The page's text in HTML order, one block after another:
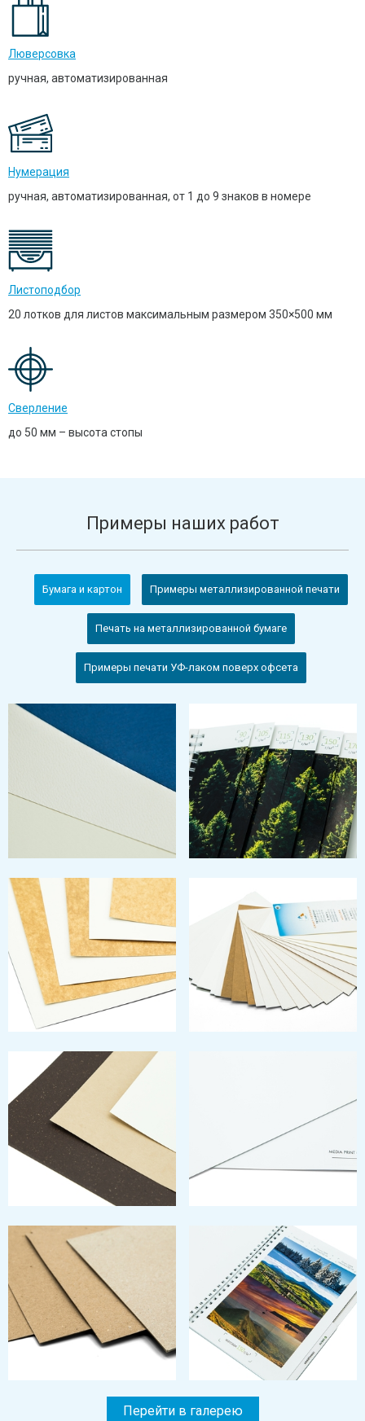
Люверсовка
ручная, автоматизированная
Нумерация
ручная, автоматизированная, от 1 до 9 знаков в номере
Листоподбор
20 лотков для листов максимальным размером 350×500 мм
Сверление
до 50 мм – высота стопы
Примеры наших работ
Бумага и картон Примеры металлизированной печати
Печать на металлизированной бумаге
Примеры печати УФ-лаком поверх офсета
Перейти в галерею